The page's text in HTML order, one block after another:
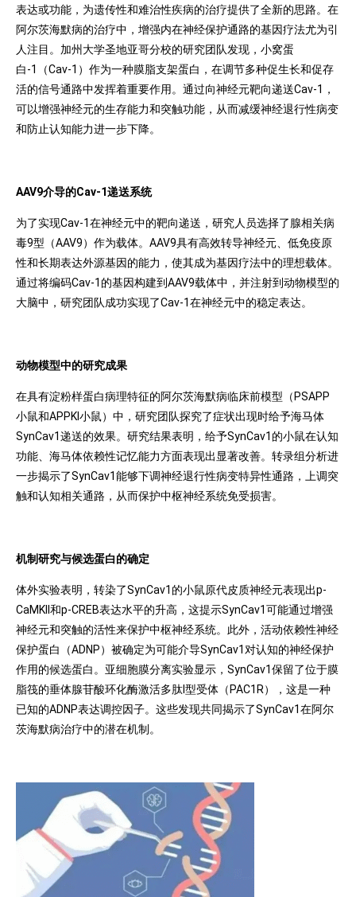
表达或功能，为遗传性和难治性疾病的治疗提供了全新的思路。在
阿尔茨海默病的治疗中，增强内在神经保护通路的基因疗法尤为引
人注目。加州大学圣地亚哥分校的研究团队发现，小窝蛋
白-1（Cav-1）作为一种膜脂支架蛋白，在调节多种促生长和促存
活的信号通路中发挥着重要作用。通过向神经元靶向递送Cav-1，
可以增强神经元的生存能力和突触功能，从而减缓神经退行性病变
和防止认知能力进一步下降。
AAV9介导的Cav-1递送系统
为了实现Cav-1在神经元中的靶向递送，研究人员选择了腺相关病
毒9型（AAV9）作为载体。AAV9具有高效转导神经元、低免疫原
性和长期表达外源基因的能力，使其成为基因疗法中的理想载体。
通过将编码Cav-1的基因构建到AAV9载体中，并注射到动物模型的
大脑中，研究团队成功实现了Cav-1在神经元中的稳定表达。
动物模型中的研究成果
在具有淀粉样蛋白病理特征的阿尔茨海默病临床前模型（PSAPP
小鼠和APPKI小鼠）中，研究团队探究了症状出现时给予海马体
SynCav1递送的效果。研究结果表明，给予SynCav1的小鼠在认知
功能、海马体依赖性记忆能力方面表现出显著改善。转录组分析进
一步揭示了SynCav1能够下调神经退行性病变特异性通路，上调突
触和认知相关通路，从而保护中枢神经系统免受损害。
机制研究与候选蛋白的确定
体外实验表明，转染了SynCav1的小鼠原代皮质神经元表现出p-
CaMKII和p-CREB表达水平的升高，这提示SynCav1可能通过增强
神经元和突触的活性来保护中枢神经系统。此外，活动依赖性神经
保护蛋白（ADNP）被确定为可能介导SynCav1对认知的神经保护
作用的候选蛋白。亚细胞膜分离实验显示，SynCav1保留了位于膜
脂筏的垂体腺苷酸环化酶激活多肽I型受体（PAC1R），这是一种
已知的ADNP表达调控因子。这些发现共同揭示了SynCav1在阿尔
茨海默病治疗中的潜在机制。